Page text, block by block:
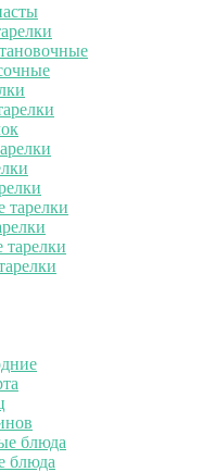
тарелки
тарелки
блюда
блюда